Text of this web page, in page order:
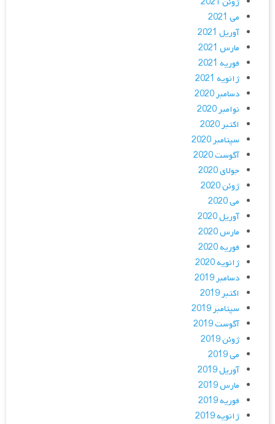
می 2021
آوریل 2021
مارس 2021
فوریه 2021
ژانویه 2021
دسامبر 2020
نوامبر 2020
اکتبر 2020
سپتامبر 2020
آگوست 2020
جولای 2020
ژوئن 2020
می 2020
آوریل 2020
مارس 2020
فوریه 2020
ژانویه 2020
دسامبر 2019
اکتبر 2019
سپتامبر 2019
آگوست 2019
ژوئن 2019
می 2019
آوریل 2019
مارس 2019
فوریه 2019
ژانویه 2019